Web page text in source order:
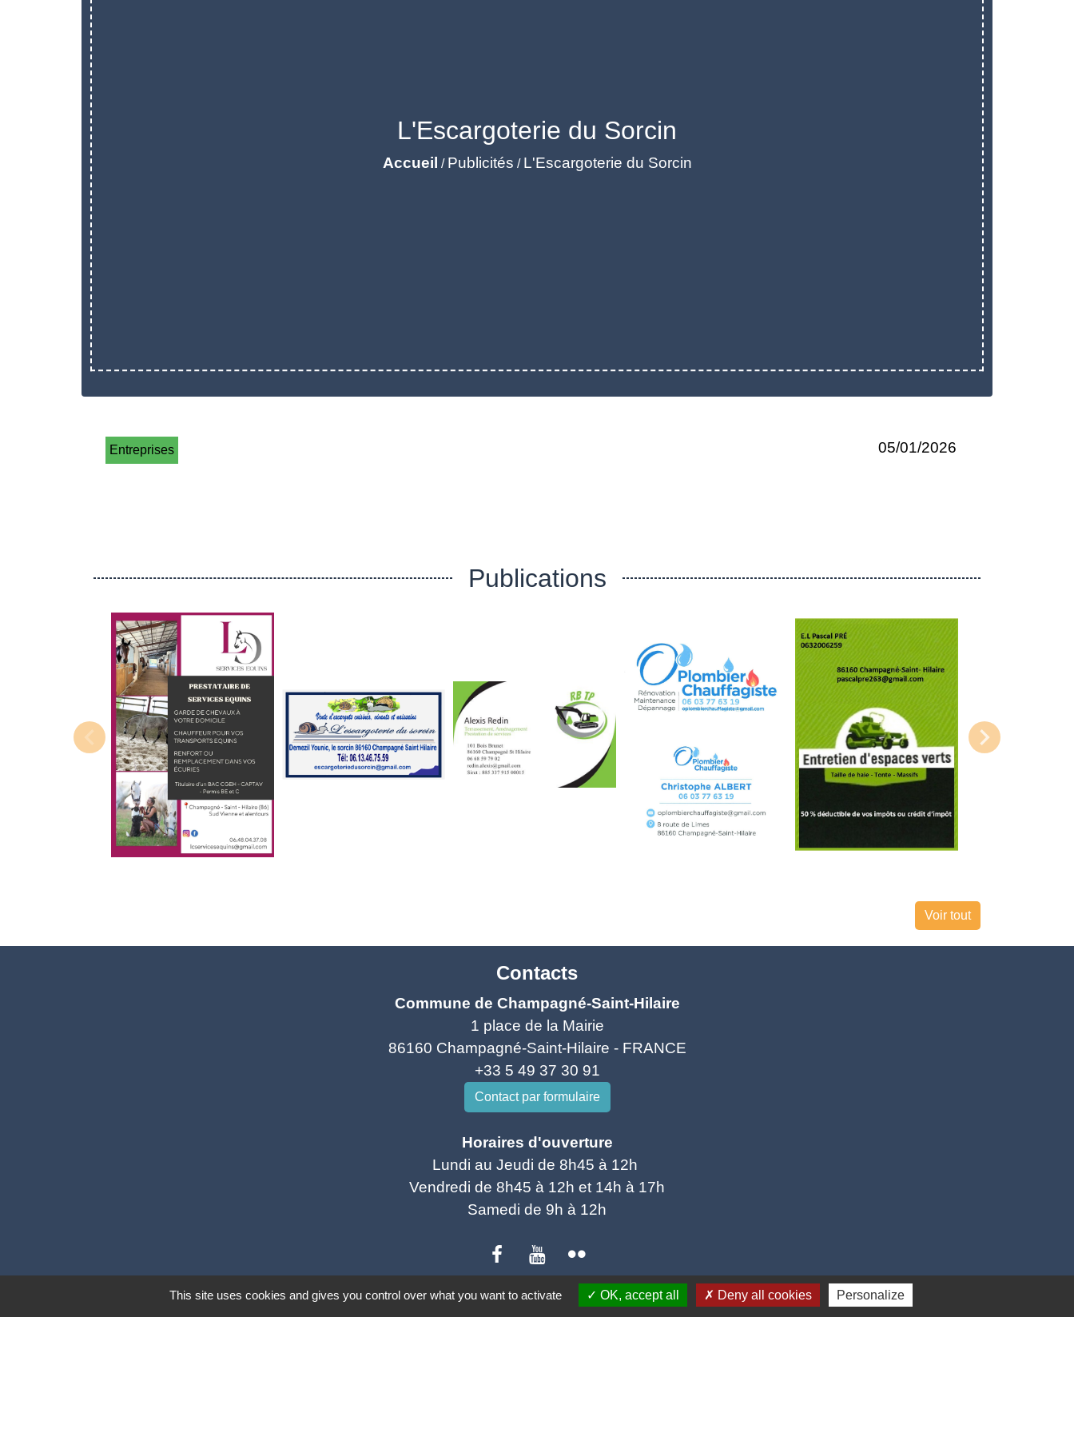
L'Escargoterie du Sorcin
Accueil / Publicités / L'Escargoterie du Sorcin
Entreprises 05/01/2026
Publications
Voir tout
Contacts
Commune de Champagné-Saint-Hilaire
1 place de la Mairie
86160 Champagné-Saint-Hilaire - FRANCE
+33 5 49 37 30 91
Contact par formulaire
Horaires d'ouverture
Lundi au Jeudi de 8h45 à 12h
Vendredi de 8h45 à 12h et 14h à 17h
Samedi de 9h à 12h
Liens utiles
This site uses cookies and gives you control over what you want to activate OK, accept all Deny all cookies Personalize